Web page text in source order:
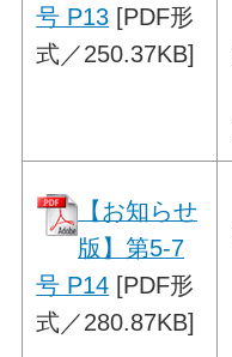
号 P13 [PDF形
式／250.37KB]
【お知らせ
版】第5-7
号 P14 [PDF形
式／280.87KB]